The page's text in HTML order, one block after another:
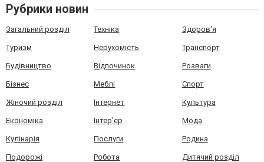
Рубрики новин
Загальний розділ Техніка Здоров'я
Туризм Нерухомість Транспорт
Будівництво Відпочинок Розваги
Бізнес Меблі Спорт
Жіночий розділ Інтернет Культура
Економіка Інтер'єр Мода
Кулінарія Послуги Родина
Подорожі Робота Дитячий розділ